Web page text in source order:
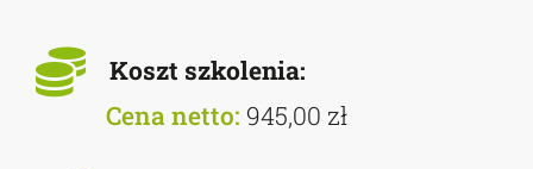
Koszt szkolenia:
Cena netto: 945,00 zł